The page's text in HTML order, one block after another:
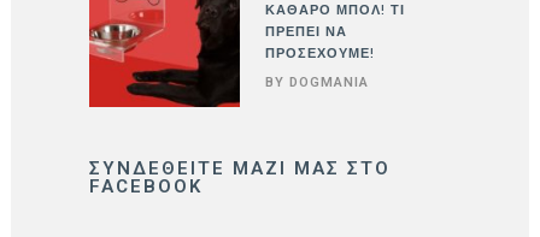
ΚΑΘΑΡΌ ΜΠΟΛ! ΤΙ
ΠΡΈΠΕΙ ΝΑ
ΠΡΟΣΈΧΟΥΜΕ!
BY DOGMANIA
ΣΥΝΔΕΘΕΊΤΕ ΜΑΖΊ ΜΑΣ ΣΤΟ
FACEBOOK